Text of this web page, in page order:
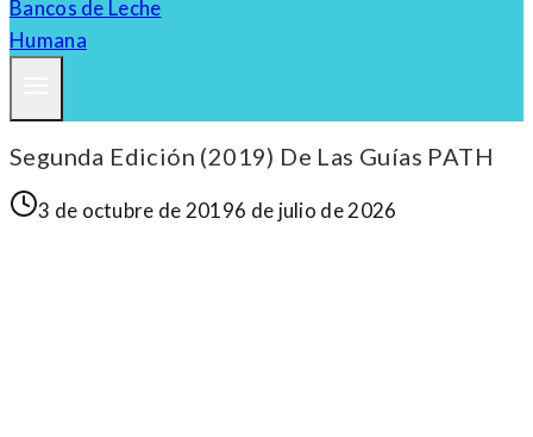
Segunda Edición (2019) De Las Guías PATH
3 de octubre de 20196 de julio de 2026